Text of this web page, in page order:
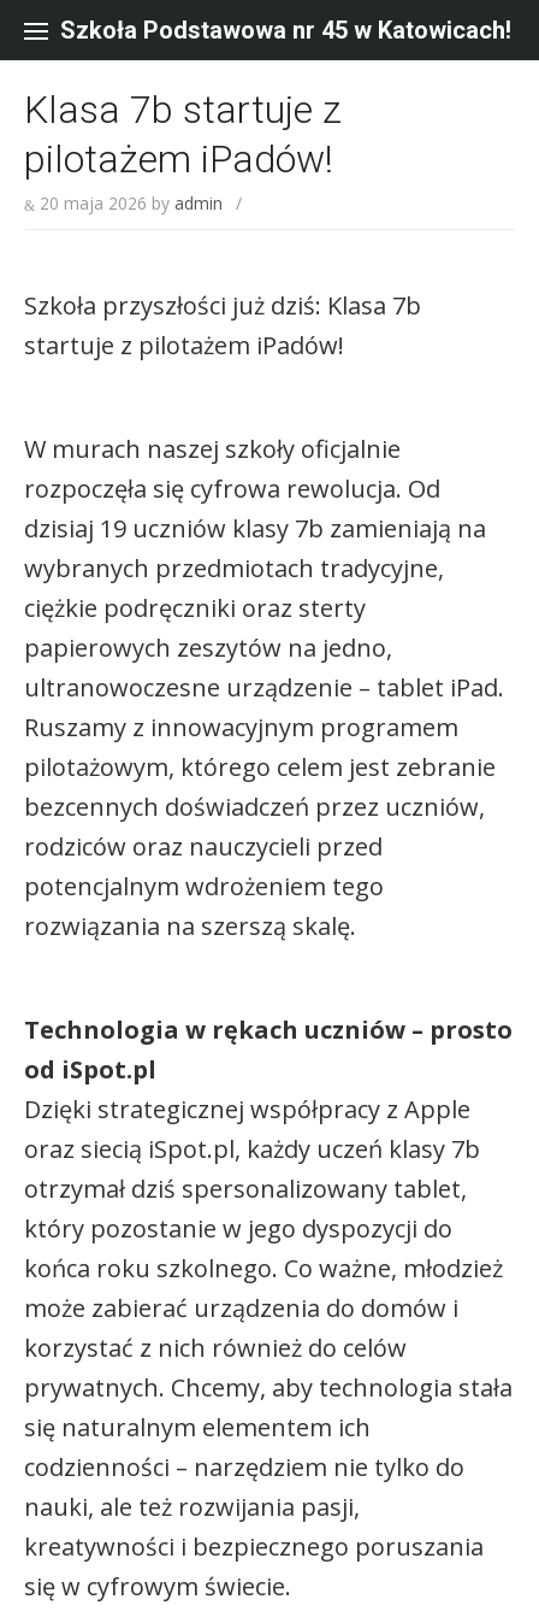
content
Szkoła Podstawowa nr 45 w Katowicach!
Klasa 7b startuje z
pilotażem iPadów!
20 maja 2026 by admin /
Szkoła przyszłości już dziś: Klasa 7b
startuje z pilotażem iPadów!
W murach naszej szkoły oficjalnie
rozpoczęła się cyfrowa rewolucja. Od
dzisiaj 19 uczniów klasy 7b zamieniają na
wybranych przedmiotach tradycyjne,
ciężkie podręczniki oraz sterty
papierowych zeszytów na jedno,
ultranowoczesne urządzenie – tablet iPad.
Ruszamy z innowacyjnym programem
pilotażowym, którego celem jest zebranie
bezcennych doświadczeń przez uczniów,
rodziców oraz nauczycieli przed
potencjalnym wdrożeniem tego
rozwiązania na szerszą skalę.
Technologia w rękach uczniów – prosto
od iSpot.pl
Dzięki strategicznej współpracy z Apple
oraz siecią iSpot.pl, każdy uczeń klasy 7b
otrzymał dziś spersonalizowany tablet,
który pozostanie w jego dyspozycji do
końca roku szkolnego. Co ważne, młodzież
może zabierać urządzenia do domów i
korzystać z nich również do celów
prywatnych. Chcemy, aby technologia stała
się naturalnym elementem ich
codzienności – narzędziem nie tylko do
nauki, ale też rozwijania pasji,
kreatywności i bezpiecznego poruszania
się w cyfrowym świecie.